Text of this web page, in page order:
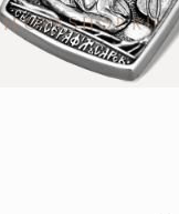
Цепи
Шнурки на